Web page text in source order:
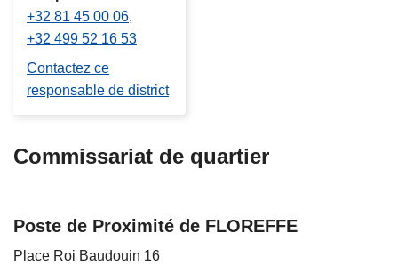
+32 81 45 00 06
+32 499 52 16 53
Contactez ce
responsable de district
Commissariat de quartier
Poste de Proximité de FLOREFFE
Place Roi Baudouin 16